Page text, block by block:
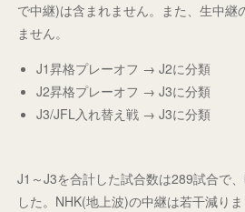
で中継)は含まれません。また、生中継
ません。
J1昇格プレーオフ → J2に分類
J2昇格プレーオフ → J3に分類
J3/JFL入れ替え戦 → J3に分類
J1～J3を合計した試合数は289試合で
した。NHK(地上波)の中継は若干減り